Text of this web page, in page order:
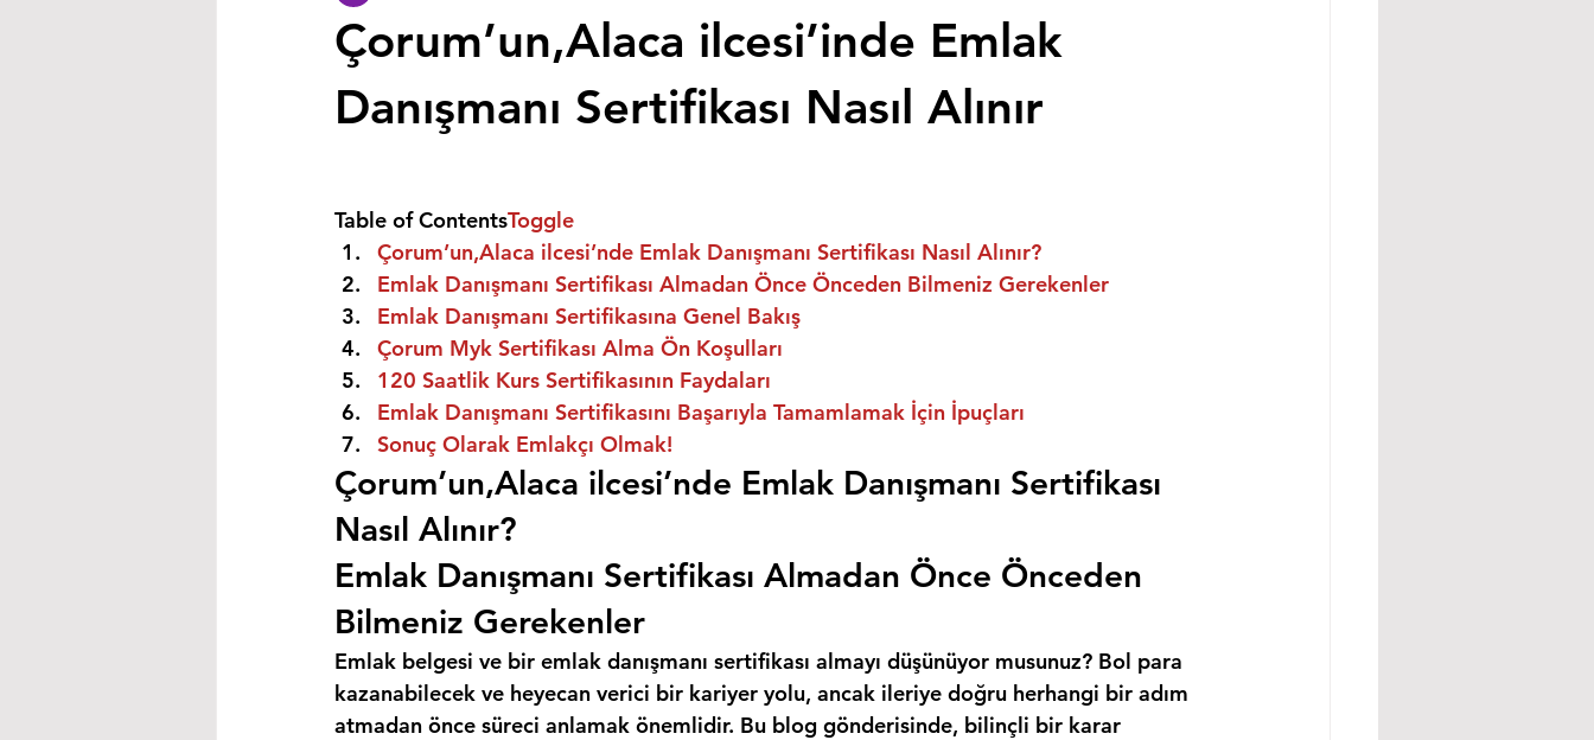
Çorum’un,Alaca ilcesi’inde Emlak
Danışmanı Sertifikası Nasıl Alınır
Table of ContentsToggle
Çorum’un,Alaca ilcesi’nde Emlak Danışmanı Sertifikası Nasıl Alınır?
Emlak Danışmanı Sertifikası Almadan Önce Önceden Bilmeniz Gerekenler
Emlak Danışmanı Sertifikasına Genel Bakış
Çorum Myk Sertifikası Alma Ön Koşulları
120 Saatlik Kurs Sertifikasının Faydaları
Emlak Danışmanı Sertifikasını Başarıyla Tamamlamak İçin İpuçları
Sonuç Olarak Emlakçı Olmak!
Çorum’un,Alaca ilcesi’nde Emlak Danışmanı Sertifikası
Nasıl Alınır?
Emlak Danışmanı Sertifikası Almadan Önce Önceden
Bilmeniz Gerekenler
Emlak belgesi ve bir emlak danışmanı sertifikası almayı düşünüyor musunuz? Bol para
kazanabilecek ve heyecan verici bir kariyer yolu, ancak ileriye doğru herhangi bir adım
atmadan önce süreci anlamak önemlidir. Bu blog gönderisinde, bilinçli bir karar